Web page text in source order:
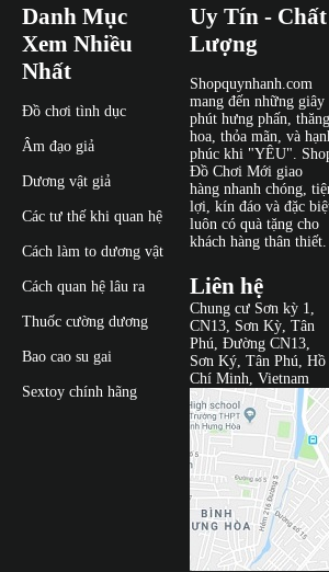
Danh Mục
Xem Nhiều
Nhất
Đồ chơi tình dục
Âm đạo giả
Dương vật giả
Các tư thế khi quan hệ
Cách làm to dương vật
Cách quan hệ lâu ra
Thuốc cường dương
Bao cao su gai
Sextoy chính hãng
Uy Tín - Chất
Lượng
Shopquynhanh.com
mang đến những giây
phút hưng phấn, thăng
hoa, thỏa mãn, và
phúc khi "YÊU".
Đồ Chơi Mới giao
hàng nhanh chóng,
lợi, kín đáo và đặc
luôn có quà tặng cho
khách hàng thân thiết.
Liên hệ
Chung cư Sơn kỳ 1,
CN13, Sơn Kỳ, Tân
Phú, Đường CN13,
Sơn Ký, Tân Phú, Hồ
Chí Minh, Vietnam